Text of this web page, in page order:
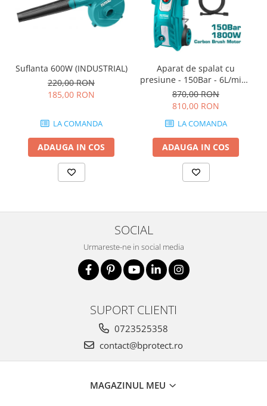
Suflanta 600W (INDUSTRIAL)
220,00 RON
185,00 RON
LA COMANDA
ADAUGA IN COS
Aparat de spalat cu
presiune - 150Bar - 6L/min -
1800W (INDUSTRIAL)
870,00 RON
810,00 RON
LA COMANDA
ADAUGA IN COS
SOCIAL
Urmareste-ne in social media
SUPORT CLIENTI
0723525358
contact@bprotect.ro
MAGAZINUL MEU